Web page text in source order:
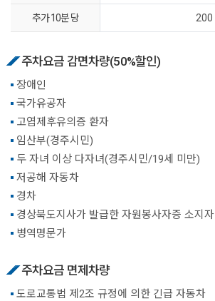
추가 10분 당 200
주차요금 감면차량(50%할인)
장애인
국가유공자
고엽제후유의증 환자
임산부(경주시민)
두 자녀 이상 다자녀(경주시민/19세 미만)
저공해 자동차
경차
경상북도지사가 발급한 자원봉사자증 소지자
병역명문가
주차요금 면제차량
도로교통법 제2조 규정에 의한 긴급 자동차